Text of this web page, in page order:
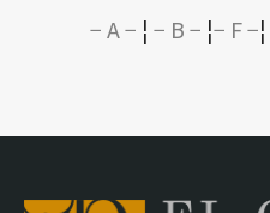
− A − ¦ − B − ¦− F −¦